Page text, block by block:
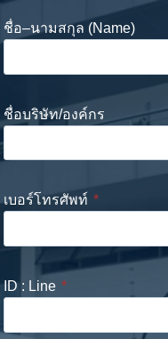
ชื่อ–นามสกุล (Name)
ชื่อบริษัท/องค์กร
เบอร์โทรศัพท์ *
ID : Line *